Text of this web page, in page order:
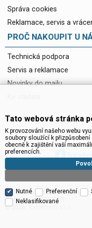
Správa cookies
Reklamace, servis a
PROČ NAKOUPIT U
Technická podpora
Servis a reklamace
Novinky do mailu
Satelitní technika - satelitní
technika :: INTER SAT
© 2026
Tato webová stránka
K provozování našeho webu
soubory sloužící k
obecně k zajištění vaší
preferencích.
Nutné Preferenční
Neklasifikované